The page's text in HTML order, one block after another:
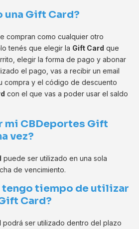
una Gift Card?
compran como cualquier otro
tenés que elegir la Gift Card que
elegir la forma de pago y abonar
el pago, vas a recibir un email
compra y el código de descuento
con el que vas a poder usar el saldo
mi CBDeportes Gift
vez?
puede ser utilizado en una sola
de vencimiento.
tengo tiempo de utilizar
Card?
podrá ser utilizado dentro del plazo